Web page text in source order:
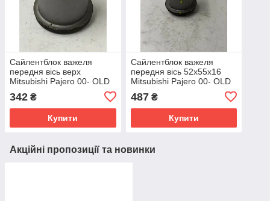
Сайлентблок важеля
передня вісь верх
Mitsubishi Pajero 00- OLD
342 ₴
Купити
Сайлентблок важеля
передня вісь 52х55х16
Mitsubishi Pajero 00- OLD
487₴
Купити
Акційні пропозиції та новинки